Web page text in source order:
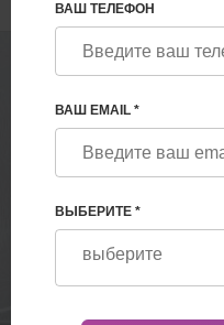
ВАШ ТЕЛЕФОН
ВАШ EMAIL *
ВЫБЕРИТЕ *